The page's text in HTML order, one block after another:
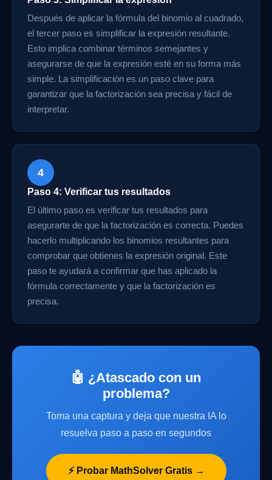
Después de aplicar la fórmula del binomio al cuadrado,
el tercer paso es simplificar la expresión resultante.
Esto implica combinar términos semejantes y
asegurarse de que la expresión esté en su forma más
simple. La simplificación es un paso clave para
garantizar que la factorización sea precisa y fácil de
interpretar.
4
Paso 4: Verificar tus resultados
El último paso es verificar tus resultados para
asegurarte de que la factorización es correcta. Puedes
hacerlo multiplicando los binomios resultantes para
comprobar que obtienes la expresión original. Este
paso te ayudará a confirmar que has aplicado la
fórmula correctamente y que la factorización es
precisa.
🤖 ¿Atascado con un
problema?
Toma una captura y deja que nuestra IA lo
resuelva paso a paso en segundos
⚡ Probar MathSolver Gratis →